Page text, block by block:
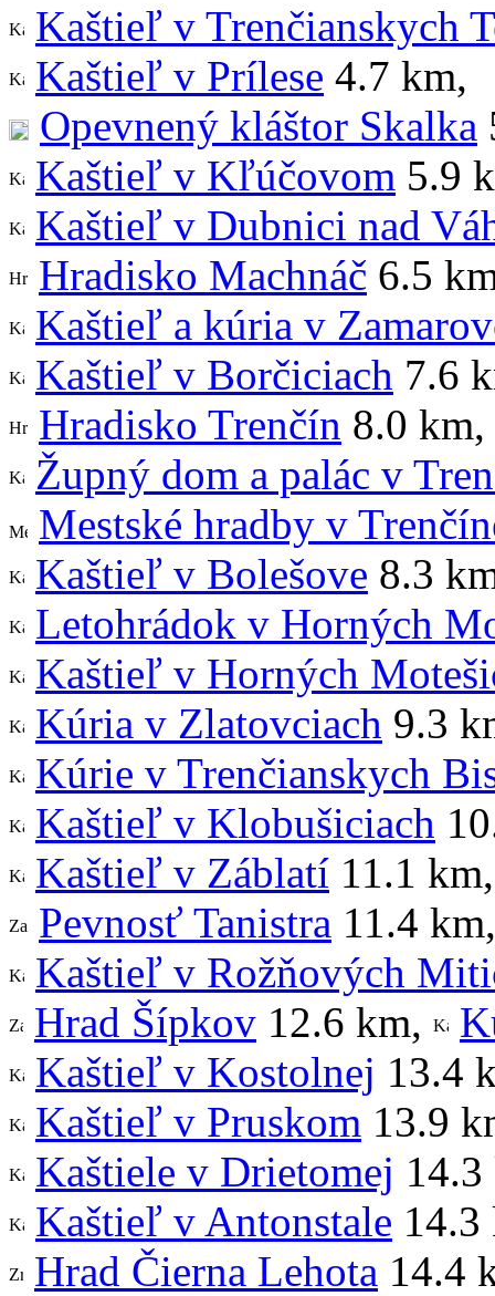
Kaštieľ v Trenčianskych
Kaštieľ v Prílese 4.7 km,
Opevnený kláštor Skalka
Kaštieľ v Kľúčovom 5.9
Kaštieľ v Dubnici nad
Hradisko Machnáč 6.5
Kaštieľ a kúria v
Kaštieľ v Borčiciach 7.6
Hradisko Trenčín 8.0 km,
Župný dom a palác v
Mestské hradby v
Kaštieľ v Bolešove 8.3
Letohrádok v Horných
Kaštieľ v Horných
Kúria v Zlatovciach 9.3
Kúrie v Trenčianskych
Kaštieľ v Klobušiciach
Kaštieľ v Záblatí 11.1 km
Pevnosť Tanistra 11.4 km
Kaštieľ v Rožňových
Hrad Šípkov 12.6 km,
Kaštieľ v Kostolnej 13.4
Kaštieľ v Pruskom 13.9
Kaštiele v Drietomej
Kaštieľ v Antonstale 14.3
Hrad Čierna Lehota 14.4